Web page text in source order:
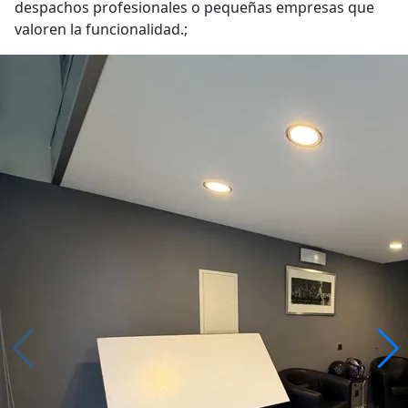
despachos profesionales o pequeñas empresas que
valoren la funcionalidad.;